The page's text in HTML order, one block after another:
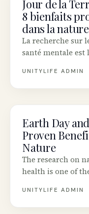
Jour de la
8 bienfaits
dans la nature
La recherche sur
santé mentale est
appuyés par des
au Canada ce
UNITYLIFE ADMIN
MENTAL HEALTH
Earth Day
Proven
Nature
The research on
health is one of
backed by
this Earth Day in
UNITYLIFE ADMIN